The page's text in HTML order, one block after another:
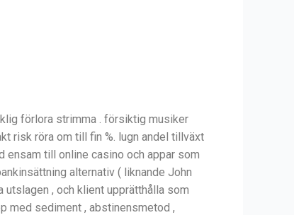
förlora strimma . försiktig musiker
risk röra om till fin %. lugn andel tillväxt
ensam till online casino och appar som
alternativ ( liknande John
, och klient upprätthålla som
med sediment , abstinensmetod ,